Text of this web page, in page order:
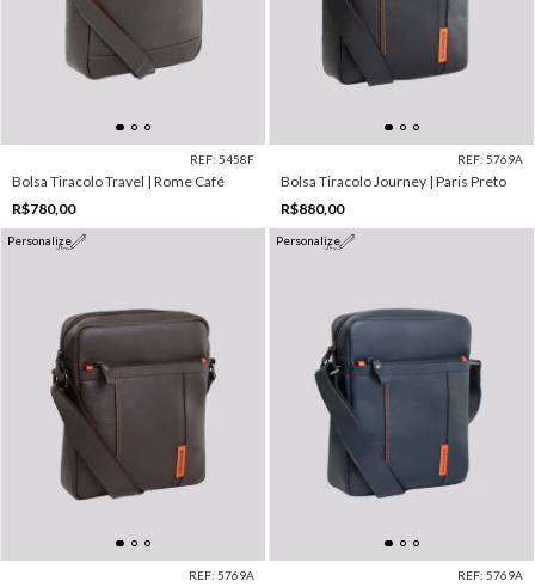
REF: 5458F
Bolsa Tiracolo Travel | Rome Café
R$780,00
REF: 5769A
Bolsa Tiracolo Journey | Paris Preto
R$880,00
Personalize
REF: 5769A
Personalize
REF: 5769A